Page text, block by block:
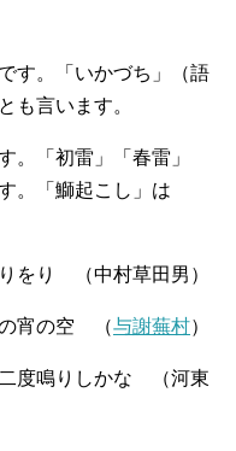
す。「いかづち」（語
も言います。
。「初雷」「春雷」
。「鰤起こし」は
をり （中村草田男）
の宵の空 （与謝蕪村）
二度鳴りしかな （河東